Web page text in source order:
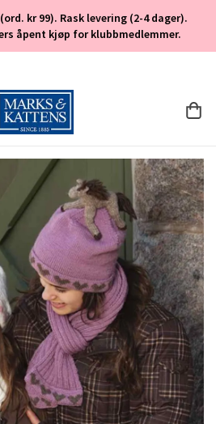
kr 99). Rask levering (2-4 dager).
åpent kjøp for klubbmedlemmer.